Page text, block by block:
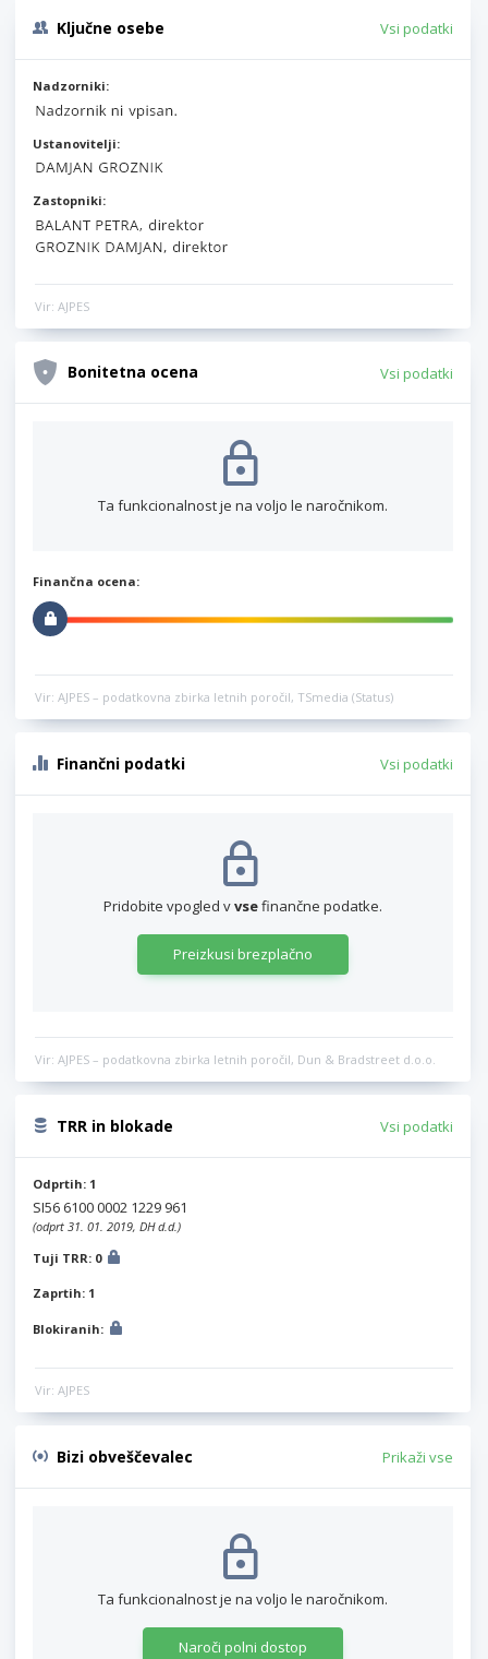
Ključne osebe Vsi podatki
Nadzorniki:
Ustanovitelji:
Zastopniki:
Vir: AJPES
Bonitetna ocena Vsi podatki
Ta funkcionalnost je na voljo le naročnikom.
Finančna ocena:
Vir: AJPES – podatkovna zbirka letnih poročil, TSmedia (Status)
Finančni podatki Vsi podatki
Pridobite vpogled vvsefinančne podatke.
Preizkusi brezplačno
Vir: AJPES – podatkovna zbirka letnih poročil, Dun & Bradstreet d.o.o.
TRR in blokade Vsi podatki
Odprtih: 1
SI56 6100 0002 1229 961
(odprt 31. 01. 2019, DH d.d.)
Tuji TRR: 0
Zaprtih: 1
Blokiranih:
Vir: AJPES
Bizi obveščevalec Prikaži vse
Ta funkcionalnost je na voljo le naročnikom.
Naroči polni dostop